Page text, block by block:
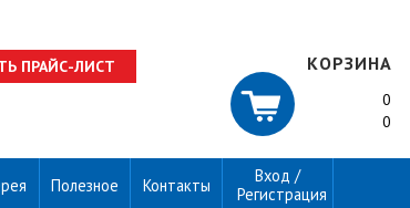
ПРАЙС-ЛИСТ КОРЗИНА
0
0
Полезное Контакты
Вход /
Регистрация